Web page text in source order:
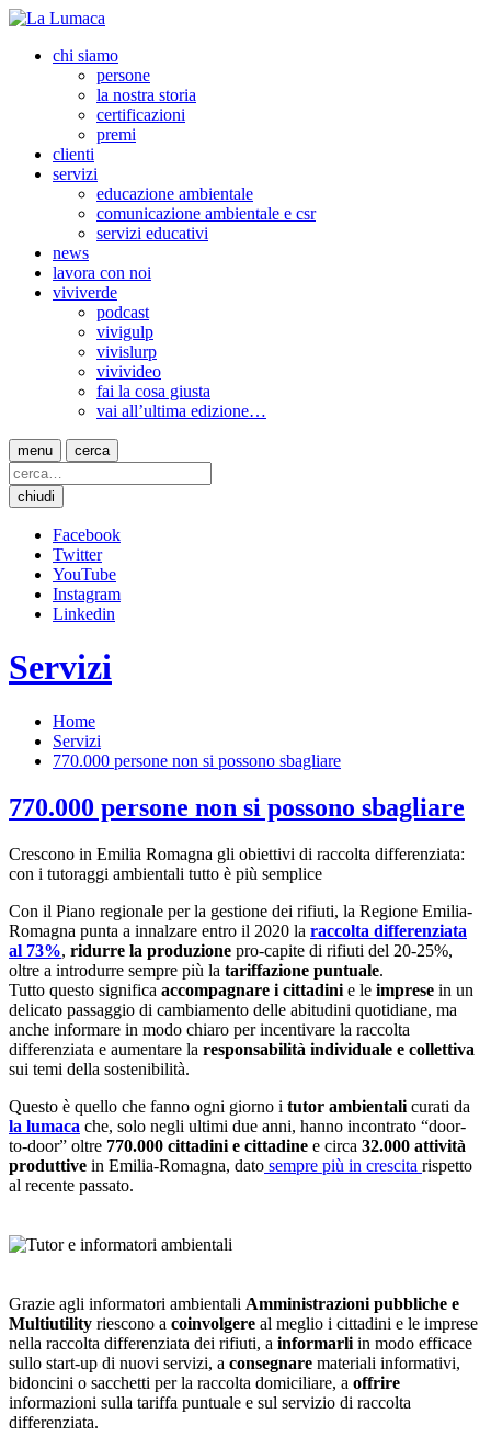
chi siamo
persone
la nostra storia
certificazioni
premi
clienti
servizi
educazione ambientale
comunicazione ambientale e csr
servizi educativi
news
lavora con noi
viviverde
podcast
vivigulp
vivislurp
vivivideo
fai la cosa giusta
vai all’ultima edizione…
menu cerca
chiudi
Facebook
Twitter
YouTube
Instagram
Linkedin
Servizi
Home
Servizi
770.000 persone non si possono sbagliare
770.000 persone non si possono sbagliare
Crescono in Emilia Romagna gli obiettivi di raccolta differenziata:
con i tutoraggi ambientali tutto è più semplice
Con il Piano regionale per la gestione dei rifiuti, la Regione Emilia-
Romagna punta a innalzare entro il 2020 la raccolta differenziata
al 73%, ridurre la produzione pro-capite di rifiuti del 20-25%,
oltre a introdurre sempre più la tariffazione puntuale.
Tutto questo significa accompagnare i cittadini e le imprese in un
delicato passaggio di cambiamento delle abitudini quotidiane, ma
anche informare in modo chiaro per incentivare la raccolta
differenziata e aumentare la responsabilità individuale e collettiva
sui temi della sostenibilità.
Questo è quello che fanno ogni giorno i tutor ambientali curati da
la lumaca che, solo negli ultimi due anni, hanno incontrato “door-
to-door” oltre 770.000 cittadini e cittadine e circa 32.000 attività
produttive in Emilia-Romagna, dato sempre più in crescita rispetto
al recente passato.
Grazie agli informatori ambientali Amministrazioni pubbliche e
Multiutility riescono a coinvolgere al meglio i cittadini e le imprese
nella raccolta differenziata dei rifiuti, a informarli in modo efficace
sullo start-up di nuovi servizi, a consegnare materiali informativi,
bidoncini o sacchetti per la raccolta domiciliare, a offrire
informazioni sulla tariffa puntuale e sul servizio di raccolta
differenziata.